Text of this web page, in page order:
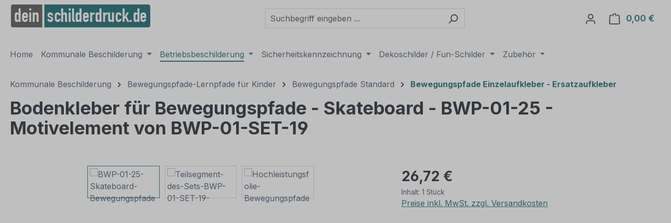
Zur Hauptnavigation springen
0,00 €
Home Kommunale Beschilderung Betriebsbeschilderung Sicherheitskennzeichnung Dekoschilder / Fun-Schilder Zubehör
Kommunale Beschilderung Bewegungspfade-Lernpfade für Kinder Bewegungspfade Standard Bewegungspfade Einzelaufkleber - Ersatzaufkleber
Bodenkleber für Bewegungspfade - Skateboard - BWP-01-25 -
Motivelement von BWP-01-SET-19
Bildergalerie überspringen 26,72 €
Inhalt: 1 Stück
Preise inkl. MwSt. zzgl. Versandkosten